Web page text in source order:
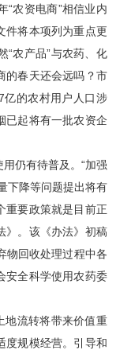
农资电商”相信业内
件将本项列为重点更
“农产品”与农药、化
的春天还会远吗？市
亿的农村用户人口涉
已起将有一批农资企
仍有待普及。“加强
下降等问题提出将有
重要政策就是目前正
》。该《办法》初稿
物回收处理过程中各
安全科学使用农药委
流转将带来价值重
度规模经营。引导和